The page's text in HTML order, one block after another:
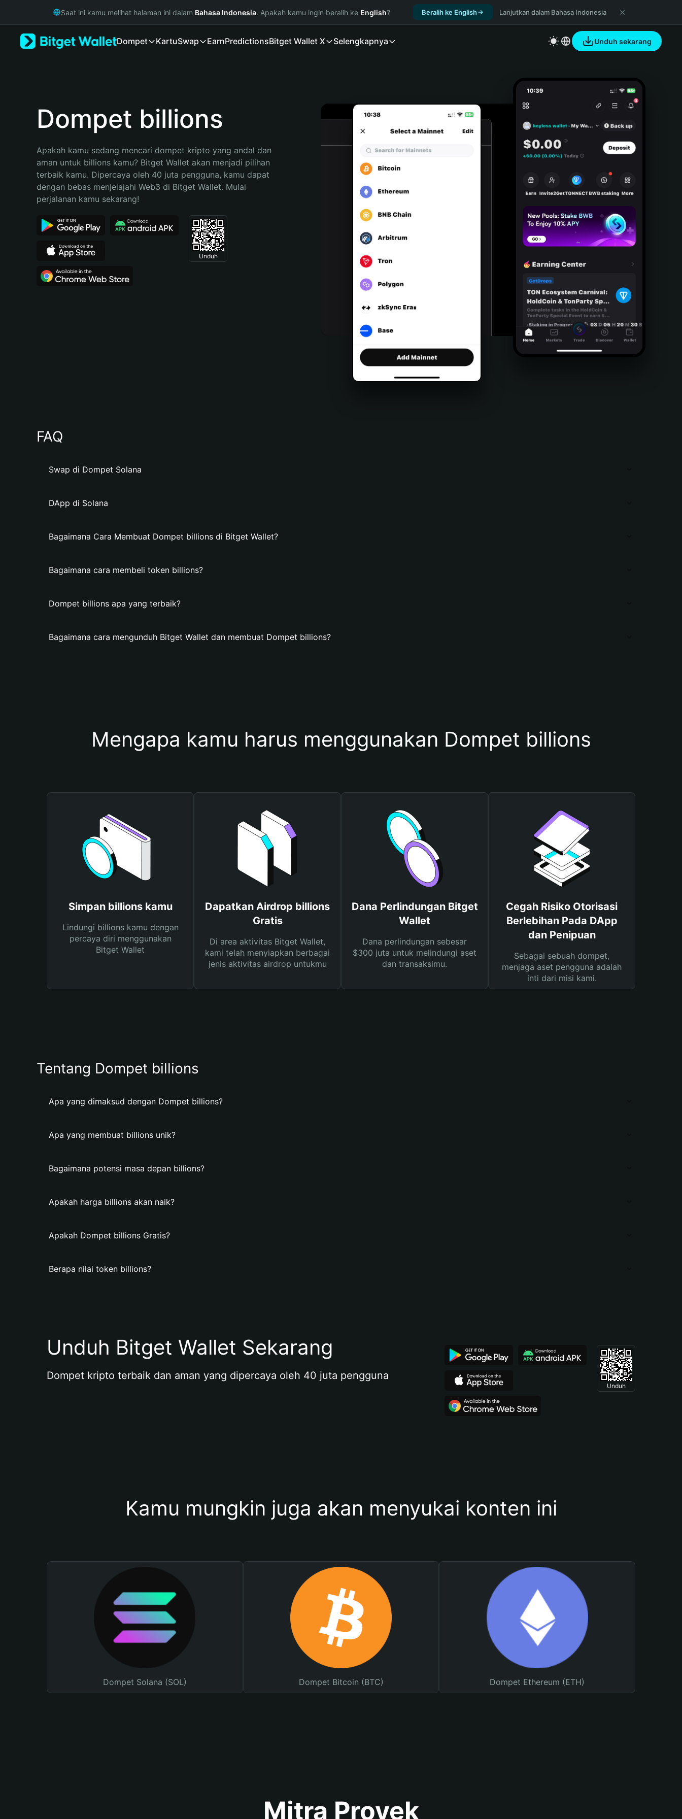
Русский
Bahasa Indonesia
Español (Argentina)
Saat ini kamu melihat halaman ini dalam Bahasa Indonesia. Apakah kamu ingin beralih ke English? Beralih ke English Lanjutkan dalam Bahasa Indonesia
Dompet KartuSwap EarnPredictionsBitget Wallet X Selengkapnya Unduh sekarang
Dompet billions
Apakah kamu sedang mencari dompet kripto yang andal dan
aman untuk billions kamu? Bitget Wallet akan menjadi pilihan
terbaik kamu. Dipercaya oleh 40 juta pengguna, kamu dapat
dengan bebas menjelajahi Web3 di Bitget Wallet. Mulai
perjalanan kamu sekarang!
Unduh
FAQ
Swap di Dompet Solana
DApp di Solana
Bagaimana Cara Membuat Dompet billions di Bitget Wallet?
Bagaimana cara membeli token billions?
Dompet billions apa yang terbaik?
Bagaimana cara mengunduh Bitget Wallet dan membuat Dompet billions?
Mengapa kamu harus menggunakan Dompet billions
Simpan billions kamu
Lindungi billions kamu dengan
percaya diri menggunakan
Bitget Wallet
Dapatkan Airdrop billions
Gratis
Di area aktivitas Bitget Wallet,
kami telah menyiapkan berbagai
jenis aktivitas airdrop untukmu
Dana Perlindungan Bitget
Wallet
Dana perlindungan sebesar
$300 juta untuk melindungi aset
dan transaksimu.
Cegah Risiko Otorisasi
Berlebihan Pada DApp
dan Penipuan
Sebagai sebuah dompet,
menjaga aset pengguna adalah
inti dari misi kami.
Tentang Dompet billions
Apa yang dimaksud dengan Dompet billions?
Apa yang membuat billions unik?
Bagaimana potensi masa depan billions?
Apakah harga billions akan naik?
Apakah Dompet billions Gratis?
Berapa nilai token billions?
Unduh Bitget Wallet Sekarang
Dompet kripto terbaik dan aman yang dipercaya oleh 40 juta pengguna
Unduh
Kamu mungkin juga akan menyukai konten ini
Dompet Solana (SOL) Dompet Bitcoin (BTC) Dompet Ethereum (ETH)
Mitra Proyek